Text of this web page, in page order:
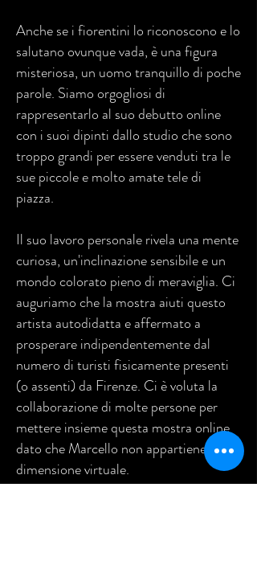
Anche se i fiorentini lo riconoscono e lo
salutano ovunque vada, è una figura
misteriosa, un uomo tranquillo di poche
parole. Siamo orgogliosi di
rappresentarlo al suo debutto online
con i suoi dipinti dallo studio che sono
troppo grandi per essere venduti tra le
sue piccole e molto amate tele di
piazza.
Il suo lavoro personale rivela una mente
curiosa, un'inclinazione sensibile e un
mondo colorato pieno di meraviglia. Ci
auguriamo che la mostra aiuti questo
artista autodidatta e affermato a
prosperare indipendentemente dal
numero di turisti fisicamente presenti
(o assenti) da Firenze. Ci è voluta la
collaborazione di molte persone per
mettere insieme questa mostra online
dato che Marcello non appartiene alla
dimensione virtuale.
Visitate la sua pagina Facebook